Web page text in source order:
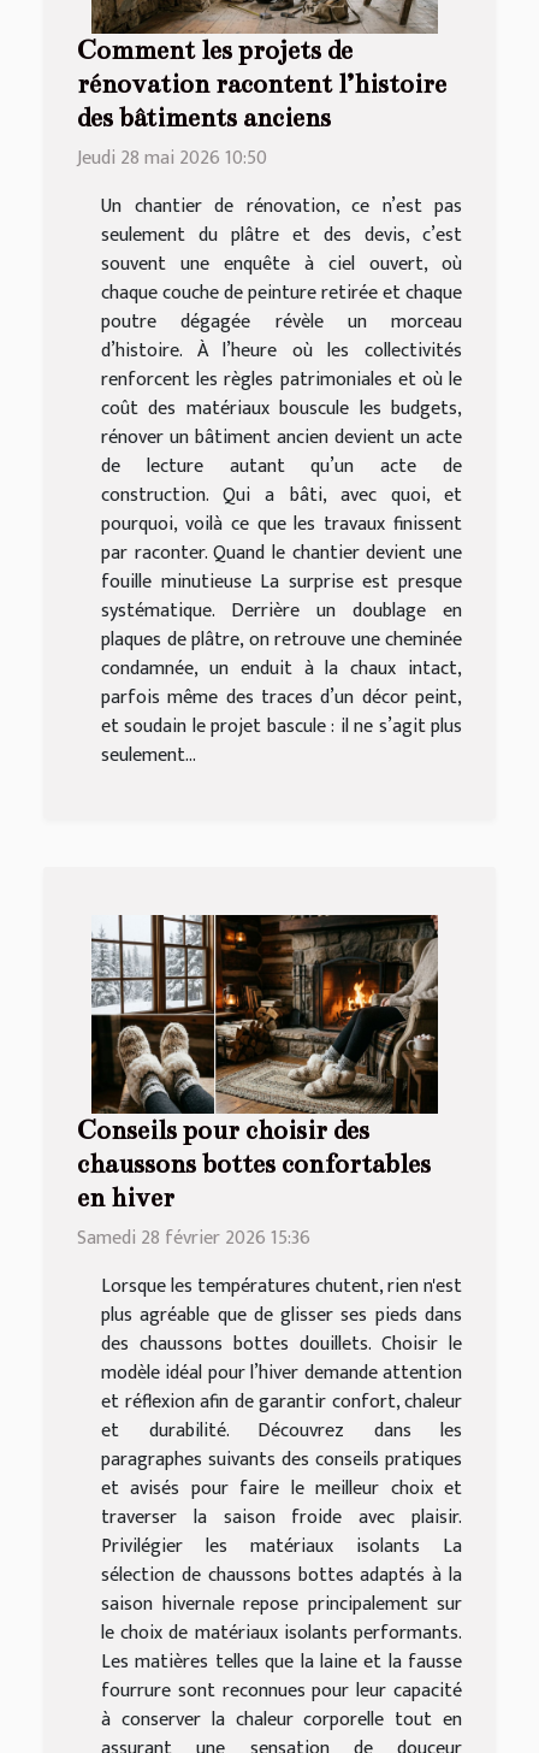
Comment les projets de
rénovation racontent l’histoire
des bâtiments anciens
Jeudi 28 mai 2026 10:50
Un chantier de rénovation, ce n’est pas
seulement du plâtre et des devis, c’est
souvent une enquête à ciel ouvert, où
chaque couche de peinture retirée et chaque
poutre dégagée révèle un morceau
d’histoire. À l’heure où les collectivités
renforcent les règles patrimoniales et où le
coût des matériaux bouscule les budgets,
rénover un bâtiment ancien devient un acte
de lecture autant qu’un acte de
construction. Qui a bâti, avec quoi, et
pourquoi, voilà ce que les travaux finissent
par raconter. Quand le chantier devient une
fouille minutieuse La surprise est presque
systématique. Derrière un doublage en
plaques de plâtre, on retrouve une cheminée
condamnée, un enduit à la chaux intact,
parfois même des traces d’un décor peint,
et soudain le projet bascule : il ne s’agit plus
seulement...
Conseils pour choisir des
chaussons bottes confortables
en hiver
Samedi 28 février 2026 15:36
Lorsque les températures chutent, rien n'est
plus agréable que de glisser ses pieds dans
des chaussons bottes douillets. Choisir le
modèle idéal pour l’hiver demande attention
et réflexion afin de garantir confort, chaleur
et durabilité. Découvrez dans les
paragraphes suivants des conseils pratiques
et avisés pour faire le meilleur choix et
traverser la saison froide avec plaisir.
Privilégier les matériaux isolants La
sélection de chaussons bottes adaptés à la
saison hivernale repose principalement sur
le choix de matériaux isolants performants.
Les matières telles que la laine et la fausse
fourrure sont reconnues pour leur capacité
à conserver la chaleur corporelle tout en